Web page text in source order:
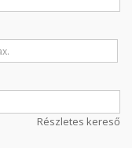
Részletes kereső